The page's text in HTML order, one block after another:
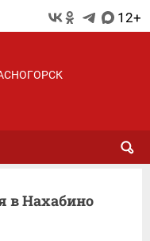
12+
в Нахабино